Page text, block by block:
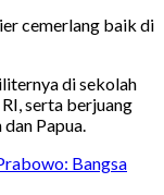
cemerlang baik di
di sekolah
serta berjuang
Papua.
Bangsa